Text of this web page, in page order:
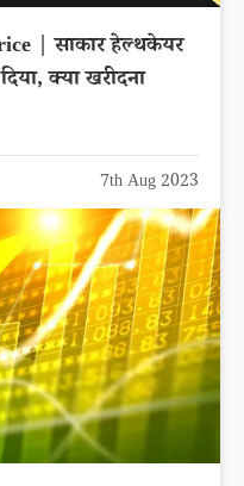
| साकार हेल्थकेयर
क्या खरीदना
7th Aug 2023